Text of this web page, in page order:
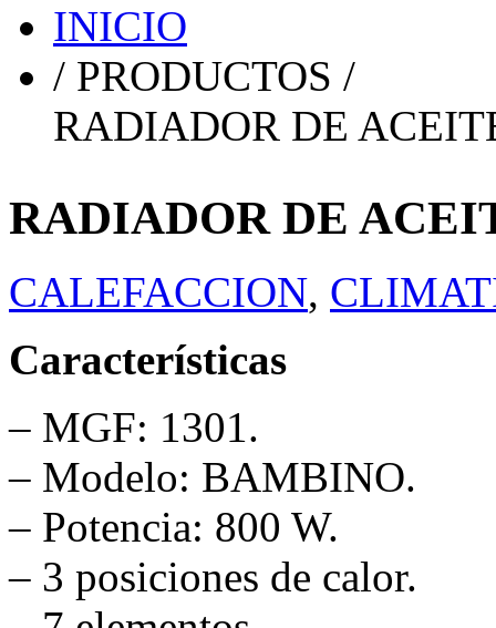
INICIO
/ PRODUCTOS /
RADIADOR DE
RADIADOR DE
CALEFACCION,
Características
– MGF: 1301.
– Modelo: BAMBINO.
– Potencia: 800 W.
– 3 posiciones de calor.